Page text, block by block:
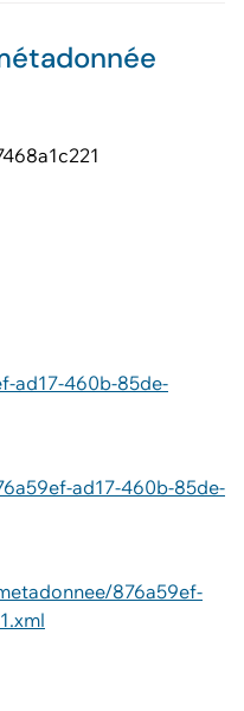
ad17-460b-85de-
ad17-460b-85de-
876a59ef-